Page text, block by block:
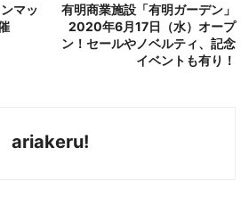
マッ
有明商業施設「有明ガーデン」
2020年6月17日（水）オープ
ン！セールやノベルティ、記念
イベントも有り！
ariakeru!